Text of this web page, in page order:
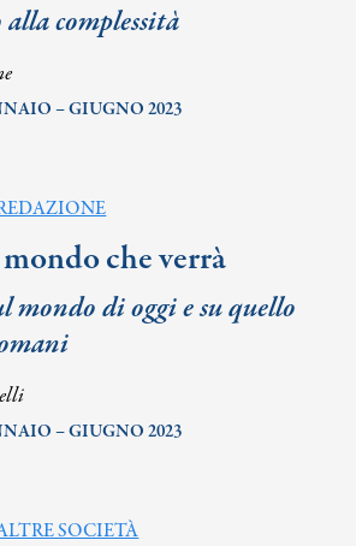
complessità
– GIUGNO 2023
che verrà
mondo di oggi e su quello
– GIUGNO 2023
SOCIETÀ